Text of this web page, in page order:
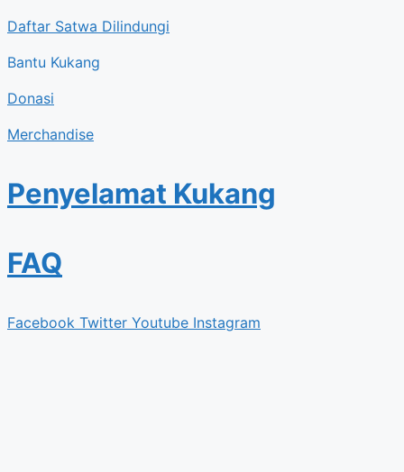
Daftar Satwa Dilindungi
Bantu Kukang
Donasi
Merchandise
Penyelamat Kukang
FAQ
Facebook Twitter Youtube Instagram